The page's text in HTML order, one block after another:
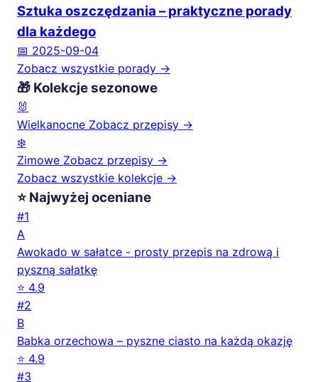
Sztuka oszczędzania – praktyczne porady
dla każdego
📅 2025-09-04
Zobacz wszystkie porady →
🎁 Kolekcje sezonowe
🐰
Wielkanocne Zobacz przepisy →
❄️
Zimowe Zobacz przepisy →
Zobacz wszystkie kolekcje →
⭐ Najwyżej oceniane
#1
A
Awokado w sałatce - prosty przepis na zdrową i
pyszną sałatkę
⭐ 4.9
#2
B
Babka orzechowa – pyszne ciasto na każdą okazję
⭐ 4.9
#3